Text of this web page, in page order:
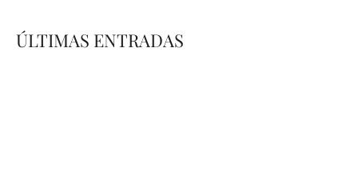
ÚLTIMAS ENTRADAS